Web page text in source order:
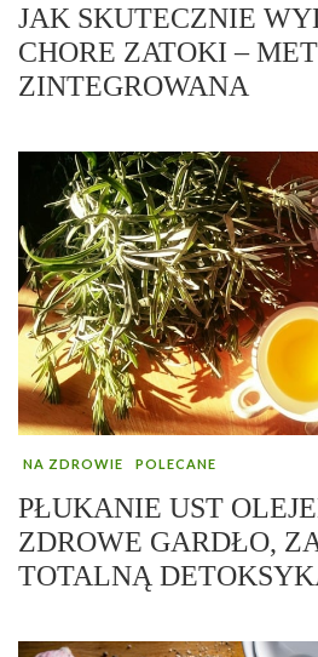
JAK SKUTECZNIE
CHORE ZATOKI –
ZINTEGROWANA
NA ZDROWIE POLECANE
PŁUKANIE UST
ZDROWE GARDŁO,
TOTALNĄ